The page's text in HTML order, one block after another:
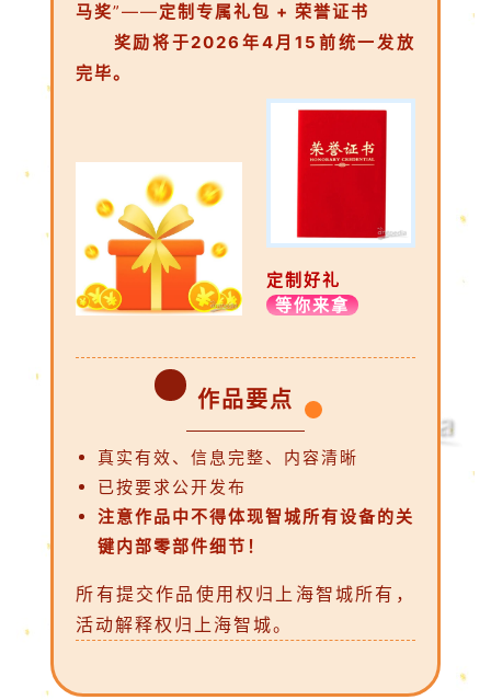
马奖”——定制专属礼包 + 荣誉证书
奖励将于2026年4月15前统一发放
完毕。
定制好礼
等你来拿
作品要点
真实有效、信息完整、内容清晰
已按要求公开发布
注意作品中不得体现智城所有设备的关
键内部零部件细节！
所有提交作品使用权归上海智城所有，
活动解释权归上海智城。